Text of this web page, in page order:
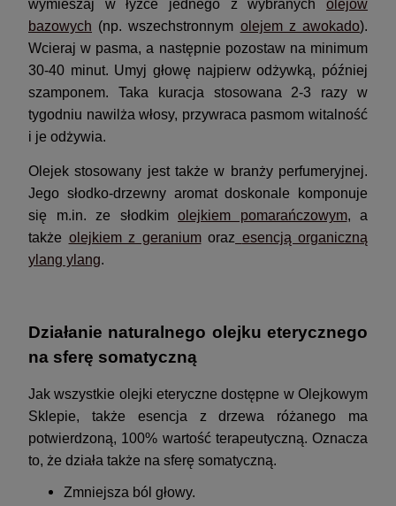
wymieszaj w łyżce jednego z wybranych olejów
bazowych (np. wszechstronnym olejem z awokado).
Wcieraj w pasma, a następnie pozostaw na minimum
30-40 minut. Umyj głowę najpierw odżywką, później
szamponem. Taka kuracja stosowana 2-3 razy w
tygodniu nawilża włosy, przywraca pasmom witalność
i je odżywia.
Olejek stosowany jest także w branży perfumeryjnej.
Jego słodko-drzewny aromat doskonale komponuje
się m.in. ze słodkim olejkiem pomarańczowym, a
także olejkiem z geraniumoraz esencją organiczną
ylang ylang.
Działanie naturalnego olejku eterycznego
na sferę somatyczną
Jak wszystkie olejki eteryczne dostępne w Olejkowym
Sklepie, także esencja z drzewa różanego ma
potwierdzoną, 100% wartość terapeutyczną. Oznacza
to, że działa także na sferę somatyczną.
Zmniejsza ból głowy.